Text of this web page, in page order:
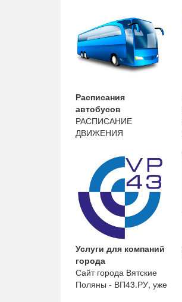
Расписания
автобусов
РАСПИСАНИЕ
ДВИЖЕНИЯ
«Краснополянская
автоколонна» с 13 мая
2019
Услуги для компаний
города
Сайт города Вятские
Поляны - ВП43.РУ, уже